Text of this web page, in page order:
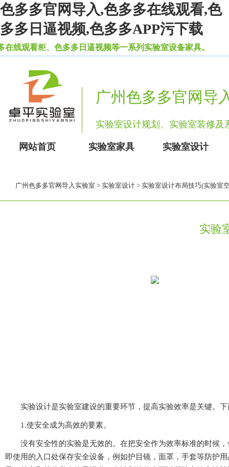
色多多官网导入,色多多在线观看,色
多多日逼视频,色多多APP污下载
看柜、色多多日逼视频等一系列实验室设备家具。
广州色多多官网导
实验室设计规划、实验室装修
网站首页 实验室家具 实验室设计
广州色多多官网导入实验室 > 实验室设计 > 实验室设计布局技巧(实验室
实验
实验设计是实验室建设的重要环节，提高实验效率是关键。
1.使安全成为高效的要素。
没有安全性的实验是无效的。在把安全作为效率标准的时候，
即使用的入口处保存安全设备，例如护目镜，面罩，手套等